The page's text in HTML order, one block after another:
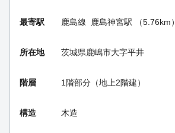
最寄駅 鹿島線 鹿島神宮駅 （5.76km）
所在地 茨城県鹿嶋市大字平井
階層 1階部分（地上2階建）
構造 木造